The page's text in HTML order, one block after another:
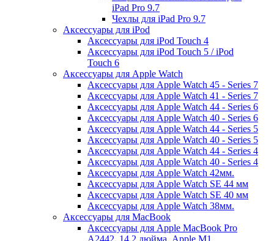
iPad Pro 9.7
Чехлы для iPad Pro 9.7
Аксессуары для iPod
Аксессуары для iPod Touch 4
Аксессуары для iPod Touch 5 / iPod
Touch 6
Аксессуары для Apple Watch
Аксессуары для Apple Watch 45 - Series 7
Аксессуары для Apple Watch 41 - Series 7
Аксессуары для Apple Watch 44 - Series 6
Аксессуары для Apple Watch 40 - Series 6
Аксессуары для Apple Watch 44 - Series 5
Аксессуары для Apple Watch 40 - Series 5
Аксессуары для Apple Watch 44 - Series 4
Аксессуары для Apple Watch 40 - Series 4
Аксессуары для Apple Watch 42мм.
Аксессуары для Apple Watch SE 44 мм
Аксессуары для Apple Watch SE 40 мм
Аксессуары для Apple Watch 38мм.
Аксессуары для MacBook
Аксессуары для Apple MacBook Pro
A2442, 14,2 дюйма, Apple M1